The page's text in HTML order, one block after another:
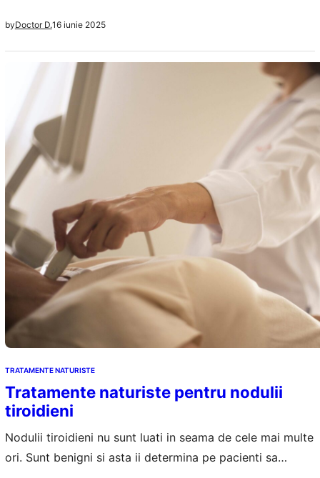
intreg tranzitul intestinal: colonul. Desi nu e un organ atat
de mare si nu are multe functii, colonul trebuie mentinut
sanatos si tratat, „verificat” periodic mai ales dupa 30-40
byDoctor D.16 iunie 2025
TRATAMENTE NATURISTE
Tratamente naturiste pentru nodulii
tiroidieni
Nodulii tiroidieni nu sunt luati in seama de cele mai multe
ori. Sunt benigni si asta ii determina pe pacienti sa